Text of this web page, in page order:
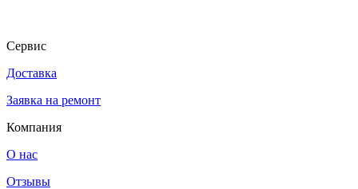
Сервис
Доставка
Заявка на ремонт
Компания
О нас
Отзывы